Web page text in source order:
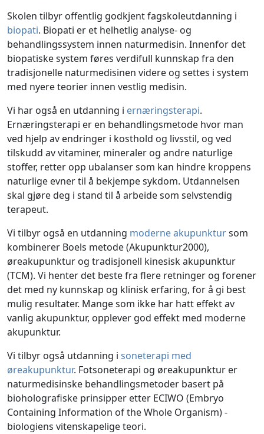
Skolen tilbyr offentlig godkjent fagskoleutdanning i
biopati. Biopati er et helhetlig analyse- og
behandlingssystem innen naturmedisin. Innenfor det
biopatiske system føres verdifull kunnskap fra den
tradisjonelle naturmedisinen videre og settes i system
med nyere teorier innen vestlig medisin.
Vi har også en utdanning i ernæringsterapi.
Ernæringsterapi er en behandlingsmetode hvor man
ved hjelp av endringer i kosthold og livsstil, og ved
tilskudd av vitaminer, mineraler og andre naturlige
stoffer, retter opp ubalanser som kan hindre kroppens
naturlige evner til å bekjempe sykdom. Utdannelsen
skal gjøre deg i stand til å arbeide som selvstendig
terapeut.
Vi tilbyr også en utdanning moderne akupunktursom
kombinerer Boels metode (Akupunktur2000),
øreakupunktur og tradisjonell kinesisk akupunktur
(TCM). Vi henter det beste fra flere retninger og forener
det med ny kunnskap og klinisk erfaring, for å gi best
mulig resultater. Mange som ikke har hatt effekt av
vanlig akupunktur, opplever god effekt med moderne
akupunktur.
Vi tilbyr også utdanning i soneterapi med
øreakupunktur. Fotsoneterapi og øreakupunktur er
naturmedisinske behandlingsmetoder basert på
bioholografiske prinsipper etter ECIWO (Embryo
Containing Information of the Whole Organism) -
biologiens vitenskapelige teori.